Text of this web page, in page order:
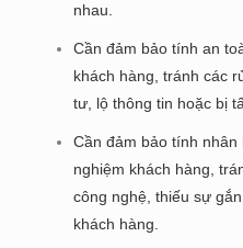
nhau.
Cần đảm bảo tính an
khách hàng, tránh các
tư, lộ thông tin hoặc bị
Cần đảm bảo tính
nghiệm khách hàng,
công nghệ, thiếu sự
khách hàng.